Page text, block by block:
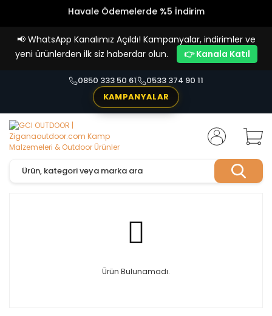
Havale Ödemelerde %5 İndirim
📢 WhatsApp Kanalımız Açıldı! Kampanyalar, indirimler ve
yeni ürünlerden ilk siz haberdar olun.
👉 Kanala Katıl
0850 333 50 61
0533 374 90 11
KAMPANYALAR
Ürün Bulunamadı.